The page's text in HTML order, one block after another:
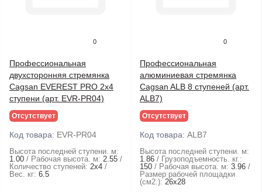
0
Профессиональная
двухсторонняя стремянка
Cagsan EVEREST PRO 2х4
ступени (арт. EVR-PR04)
Отсутствует
Код товара: EVR-PR04
Высота последней ступени. м:
1.00
Рабочая высота. м: 2.55
Количество ступеней: 2х4
Вес. кг: 6.5
0
Профессиональная
алюминиевая стремянка
Cagsan ALB 8 ступеней (арт.
ALB7)
Отсутствует
Код товара: ALB7
Высота последней ступени. м:
1.86
Грузоподъемность. кг.:
150
Рабочая высота. м: 3.96
Размер рабочей площадки
(см2.): 26х28